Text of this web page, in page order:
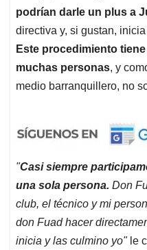
podrían darle un plus a
directiva y, si gustan,
Este procedimiento
muchas personas, y
medio barranquillero, no
"Casi siempre
una sola persona. Don
club, el técnico y mi
don Fuad hacer
inicia y las culmino yo"le